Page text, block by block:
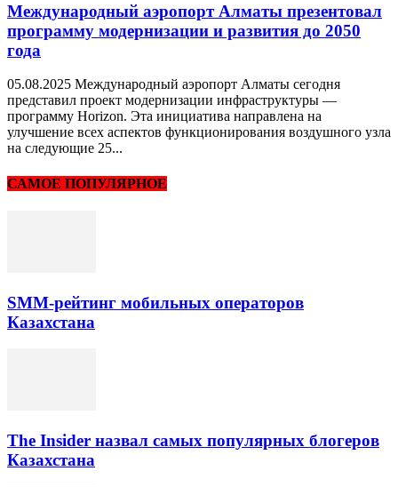
Международный аэропорт Алматы презентовал
программу модернизации и развития до 2050
года
05.08.2025 Международный аэропорт Алматы сегодня
представил проект модернизации инфраструктуры —
программу Horizon. Эта инициатива направлена на
улучшение всех аспектов функционирования воздушного узла
на следующие 25...
САМОЕ ПОПУЛЯРНОЕ
SMM-рейтинг мобильных операторов
Казахстана
The Insider назвал самых популярных блогеров
Казахстана